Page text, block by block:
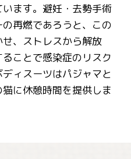
ます。避妊・去勢手術
再燃であろうと、この
、ストレスから解放
ことで感染症のリスク
ィスーツはパジャマと
に休憩時間を提供しま